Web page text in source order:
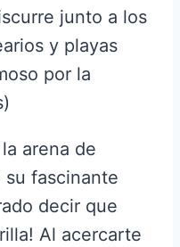
junto a los
y playas
por la
arena de
su fascinante
decir que
Al acercarte